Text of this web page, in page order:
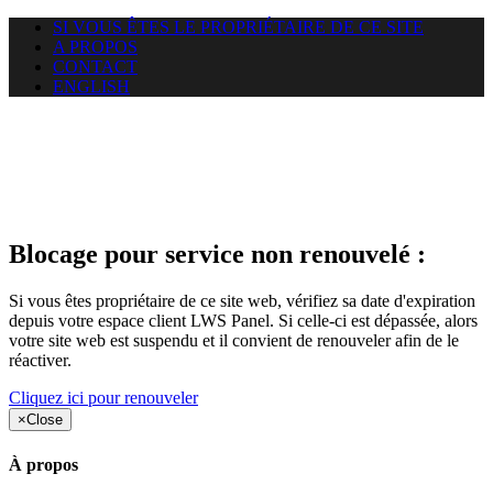
SI VOUS ÊTES LE PROPRIÉTAIRE DE CE SITE
A PROPOS
CONTACT
ENGLISH
Blocage pour service non renouvelé :
Si vous êtes propriétaire de ce site web, vérifiez sa date d'expiration
depuis votre espace client LWS Panel. Si celle-ci est dépassée, alors
votre site web est suspendu et il convient de renouveler afin de le
réactiver.
Cliquez ici pour renouveler
×Close
À propos